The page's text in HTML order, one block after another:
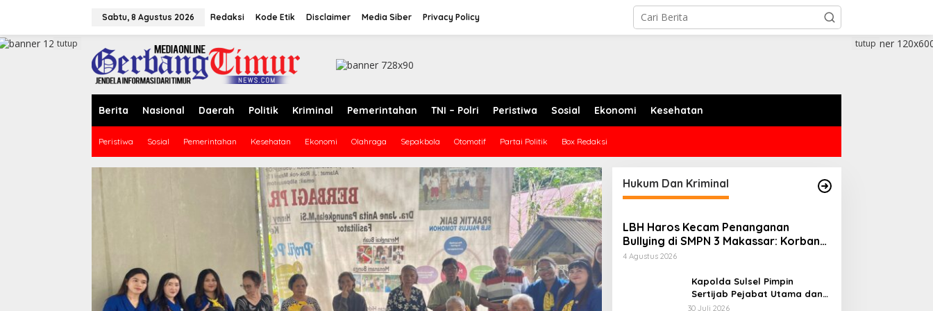
a
Sabtu, 8 Agustus 2026 Redaksi Kode Etik Disclaimer Media Siber Privacy Policy
Berita Nasional Daerah Politik Kriminal Pemerintahan TNI – Polri Peristiwa Sosial Ekonomi Kesehatan
Peristiwa Sosial Pemerintahan Kesehatan Ekonomi Olahraga Sepakbola Otomotif Partai Politik Box Redaksi
tutup tutup
Hukum Dan Kriminal
LBH Haros Kecam Penanganan
Bullying di SMPN 3 Makassar: Korban
Justru Dipaksa Pindah
4 Agustus 2026
Kapolda Sulsel Pimpin
Sertijab Pejabat Utama dan
Kapolres Jajaran Serta
30 Juli 2026